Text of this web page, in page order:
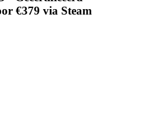
€379 via Steam